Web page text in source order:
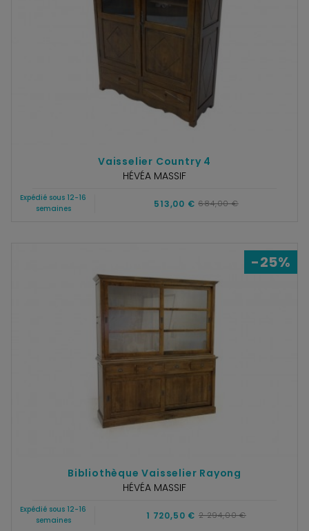
Vaisselier Country 4
HÉVÉA MASSIF
Expédié sous 12-16
semaines
513,00 € 684,00 €
-25%
Bibliothèque Vaisselier Rayong
HÉVÉA MASSIF
Expédié sous 12-16
semaines
1 720,50 € 2 294,00 €